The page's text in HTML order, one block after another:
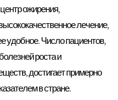
ожирения,
лечение,
удобное. Число пациентов,
роста и
достигает примерно
в стране.